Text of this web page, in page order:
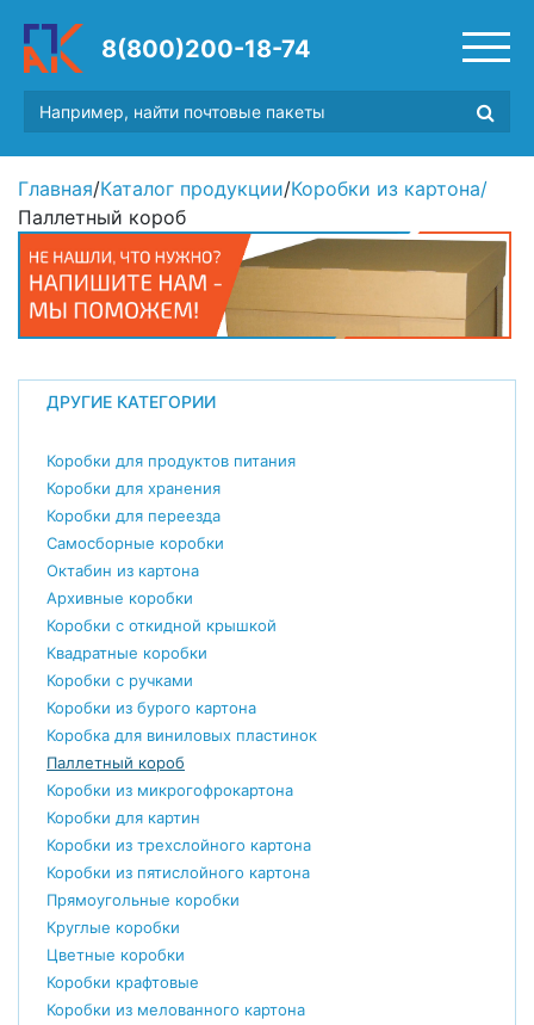
8(800)200-18-74
Главная/Каталог продукции/Коробки из картона/
Паллетный короб
ДРУГИЕ КАТЕГОРИИ
Коробки для продуктов питания
Коробки для хранения
Коробки для переезда
Самосборные коробки
Октабин из картона
Архивные коробки
Коробки с откидной крышкой
Квадратные коробки
Коробки с ручками
Коробки из бурого картона
Коробка для виниловых пластинок
Паллетный короб
Коробки из микрогофрокартона
Коробки для картин
Коробки из трехслойного картона
Коробки из пятислойного картона
Прямоугольные коробки
Круглые коробки
Цветные коробки
Коробки крафтовые
Коробки из мелованного картона